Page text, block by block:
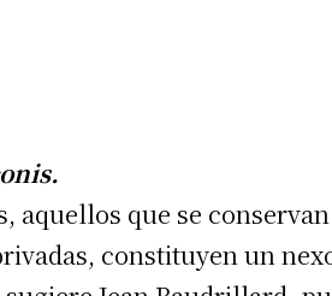
aquellos que se
constituyen un